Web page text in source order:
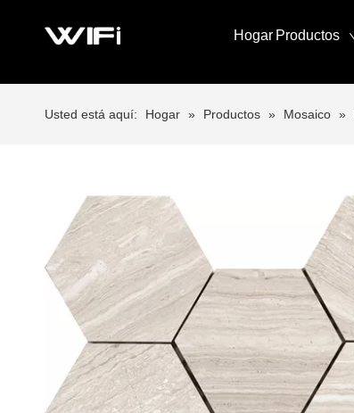
Hogar Productos
Usted está aquí: Hogar » Productos » Mosaico »